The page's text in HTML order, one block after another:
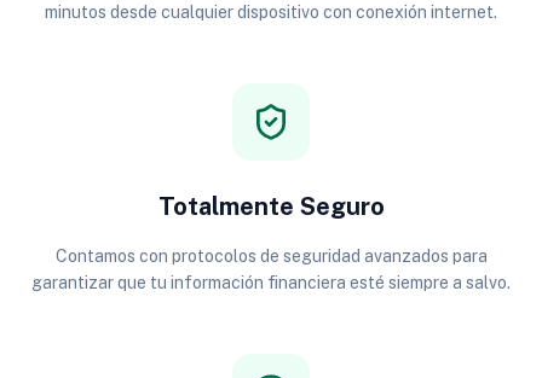
minutos desde cualquier dispositivo con conexión internet.
Totalmente Seguro
Contamos con protocolos de seguridad avanzados para
garantizar que tu información financiera esté siempre a salvo.